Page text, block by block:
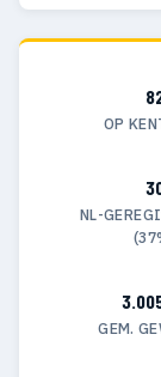
OP
NL-
GEM.